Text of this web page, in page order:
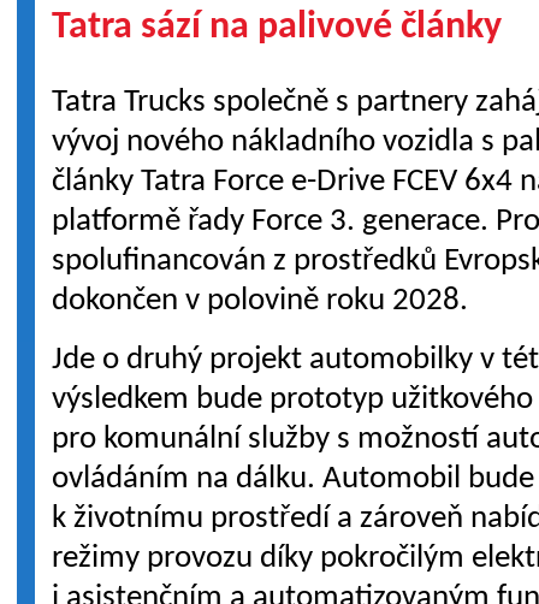
Tatra sází na palivové články
Tatra Trucks společně s partnery
vývoj nového nákladního vozidla s
články Tatra Force e-Drive FCEV 6x4
platformě řady Force 3. generace.
spolufinancován z prostředků
dokončen v polovině roku 2028.
Jde o druhý projekt automobilky v
výsledkem bude prototyp
pro komunální služby s možností
ovládáním na dálku. Automobil
k životnímu prostředí a zároveň
režimy provozu díky pokročilým